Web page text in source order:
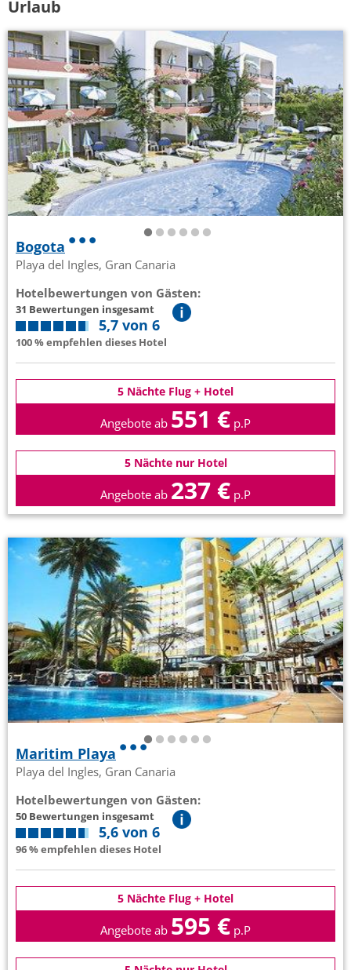
Urlaub
Bogota
Playa del Ingles, Gran Canaria
Hotelbewertungen von Gästen:
31 Bewertungen insgesamt
5,7 von 6
100 % empfehlen dieses Hotel
5 Nächte Flug + Hotel
Angebote ab 551 € p.P
5 Nächte nur Hotel
Angebote ab 237 € p.P
Maritim Playa
Playa del Ingles, Gran Canaria
Hotelbewertungen von Gästen:
50 Bewertungen insgesamt
5,6 von 6
96 % empfehlen dieses Hotel
5 Nächte Flug + Hotel
Angebote ab 595 € p.P